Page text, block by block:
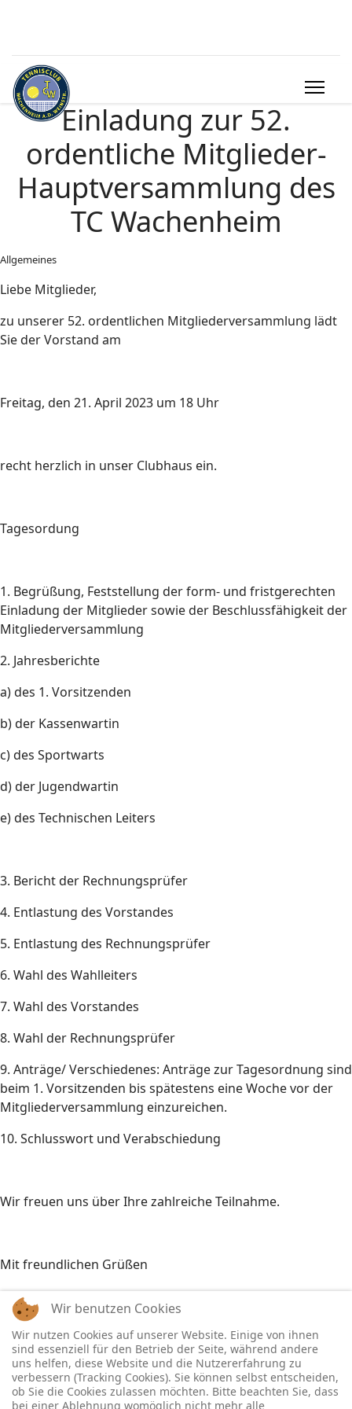
Einladung zur 52.
ordentliche Mitglieder-
Hauptversammlung des
TC Wachenheim
Allgemeines
Liebe Mitglieder,
zu unserer 52. ordentlichen Mitgliederversammlung lädt
Sie der Vorstand am
Freitag, den 21. April 2023 um 18 Uhr
recht herzlich in unser Clubhaus ein.
Tagesordung
1. Begrüßung, Feststellung der form- und fristgerechten
Einladung der Mitglieder sowie der Beschlussfähigkeit der
Mitgliederversammlung
2. Jahresberichte
a) des 1. Vorsitzenden
b) der Kassenwartin
c) des Sportwarts
d) der Jugendwartin
e) des Technischen Leiters
3. Bericht der Rechnungsprüfer
4. Entlastung des Vorstandes
5. Entlastung des Rechnungsprüfer
6. Wahl des Wahlleiters
7. Wahl des Vorstandes
8. Wahl der Rechnungsprüfer
9. Anträge/ Verschiedenes: Anträge zur Tagesordnung sind
beim 1. Vorsitzenden bis spätestens eine Woche vor der
Mitgliederversammlung einzureichen.
10. Schlusswort und Verabschiedung
Wir freuen uns über Ihre zahlreiche Teilnahme.
Mit freundlichen Grüßen
Rüdiger Göbel Friederike Schmidt
(1. Vorsitzender) (Schriftführerin)
Wir benutzen Cookies
Wir nutzen Cookies auf unserer Website. Einige von ihnen
sind essenziell für den Betrieb der Seite, während andere
uns helfen, diese Website und die Nutzererfahrung zu
verbessern (Tracking Cookies). Sie können selbst entscheiden,
ob Sie die Cookies zulassen möchten. Bitte beachten Sie, dass
bei einer Ablehnung womöglich nicht mehr alle